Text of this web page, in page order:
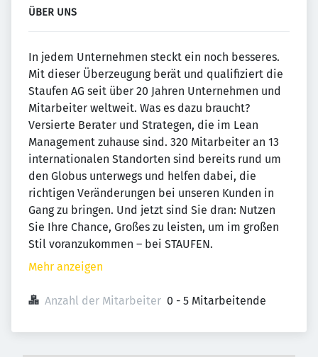
ÜBER UNS
In jedem Unternehmen steckt ein noch besseres.
Mit dieser Überzeugung berät und qualifiziert die
Staufen AG seit über 20 Jahren Unternehmen und
Mitarbeiter weltweit. Was es dazu braucht?
Versierte Berater und Strategen, die im Lean
Management zuhause sind. 320 Mitarbeiter an 13
internationalen Standorten sind bereits rund um
den Globus unterwegs und helfen dabei, die
richtigen Veränderungen bei unseren Kunden in
Gang zu bringen. Und jetzt sind Sie dran: Nutzen
Sie Ihre Chance, Großes zu leisten, um im großen
Stil voranzukommen – bei STAUFEN.
Mehr anzeigen
Anzahl der Mitarbeiter 0 - 5 Mitarbeitende